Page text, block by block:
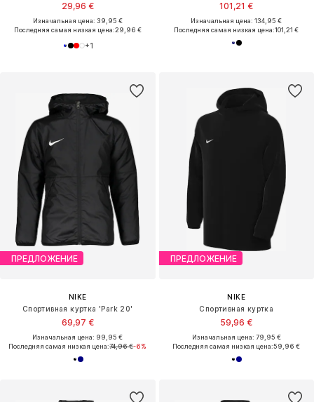
29,96 €
Изначальная цена: 39,95 €
Последняя самая низкая цена:29,96 €
+1
101,21 €
Изначальная цена: 134,95 €
Последняя самая низкая цена:101,21 €
ПРЕДЛОЖЕНИЕ
NIKE
Спортивная куртка 'Park 20'
69,97 €
Изначальная цена: 99,95 €
Последняя самая низкая цена:74,96 €-6%
ПРЕДЛОЖЕНИЕ
NIKE
Спортивная куртка
59,96 €
Изначальная цена: 79,95 €
Последняя самая низкая цена:59,96 €